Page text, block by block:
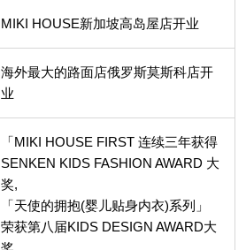
MIKI HOUSE新加坡高岛屋店开业
海外最大的路面店俄罗斯莫斯科店开
业
「MIKI HOUSE FIRST 连续三年获得
SENKEN KIDS FASHION AWARD 大
奖,
「天使的拥抱(婴儿贴身内衣)系列」
荣获第八届KIDS DESIGN AWARD大